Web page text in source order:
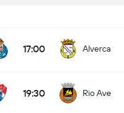
17:00 Alverca
19:30 Rio Ave